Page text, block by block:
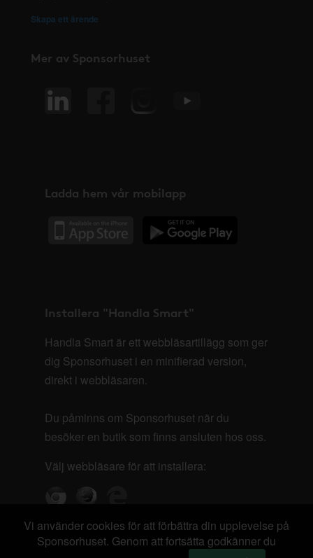
Skapa ett ärende
Mer av Sponsorhuset
Ladda hem vår mobilapp
Installera "Handla Smart"
Handla Smart är ett webbläsartillägg som ger
dig Sponsorhuset i en minifierad version,
direkt i webbläsaren.
Du påminns om Sponsorhuset när du
besöker en butik som finns ansluten hos oss.
Välj webbläsare för att installera:
Vi använder cookies för att förbättra din upplevelse på
Sponsorhuset. Genom att fortsätta godkänner du